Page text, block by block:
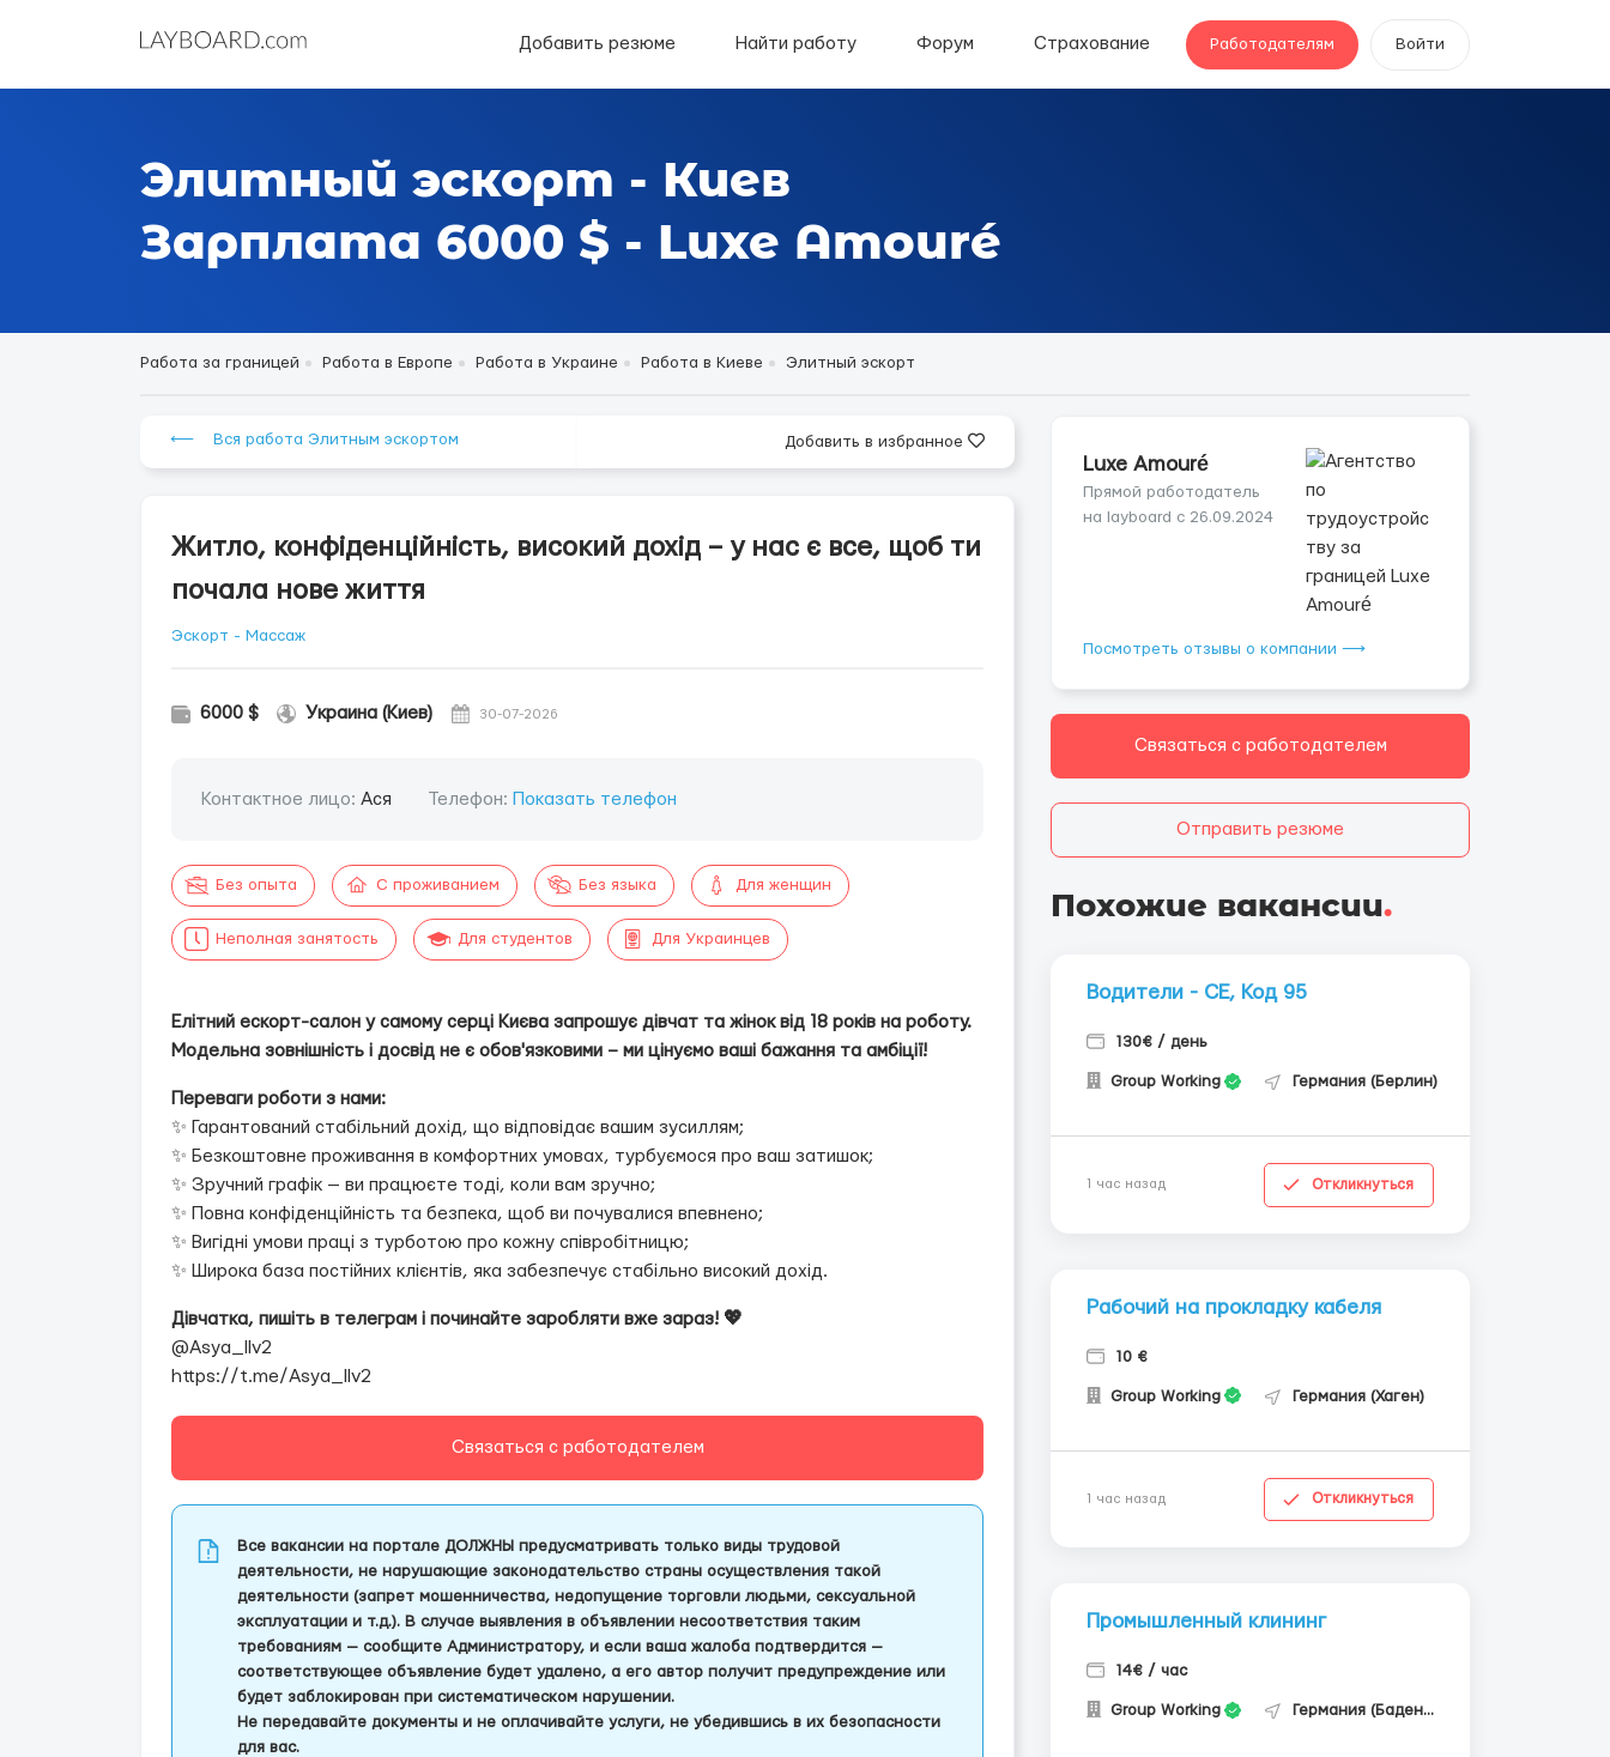
Добавить резюме Найти работу Форум Страхование Работодателям Войти
Элитный эскорт - Киев
Зарплата 6000 $ - Luxe Amouré
Работа за границей Работа в Европе Работа в Украине Работа в Киеве Элитный эскорт
⟵ Вся работа Элитным эскортом Добавить в избранное
Житло, конфіденційність, високий дохід – у нас є все, щоб ти
почала нове життя
Эскорт - Массаж
6000 $ Украина (Киев) 30-07-2026
Контактное лицо: Ася Телефон: Показать телефон
Без опыта С проживанием Без языка Для женщин
Неполная занятость Для студентов Для Украинцев
Елітний ескорт-салон у самому серці Києва запрошує дівчат та жінок від 18 років на роботу.
Модельна зовнішність і досвід не є обов'язковими – ми цінуємо ваші бажання та амбіції!
Переваги роботи з нами:
✨ Гарантований стабільний дохід, що відповідає вашим зусиллям;
✨ Безкоштовне проживання в комфортних умовах, турбуємося про ваш затишок;
✨ Зручний графік — ви працюєте тоді, коли вам зручно;
✨ Повна конфіденційність та безпека, щоб ви почувалися впевнено;
✨ Вигідні умови праці з турботою про кожну співробітницю;
✨ Широка база постійних клієнтів, яка забезпечує стабільно високий дохід.
Дівчатка, пишіть в телеграм і починайте заробляти вже зараз! 💖
@Asya_llv2
https://t.me/Asya_llv2
Связаться с работодателем
Все вакансии на портале ДОЛЖНЫ предусматривать только виды трудовой
деятельности, не нарушающие законодательство страны осуществления такой
деятельности (запрет мошенничества, недопущение торговли людьми, сексуальной
эксплуатации и т.д.). В случае выявления в объявлении несоответствия таким
требованиям — сообщите Администратору, и если ваша жалоба подтвердится —
соответствующее объявление будет удалено, а его автор получит предупреждение или
будет заблокирован при систематическом нарушении.
Не передавайте документы и не оплачивайте услуги, не убедившись в их безопасности
для вас.
Luxe Amouré
Прямой работодатель
на layboard с 26.09.2024
Посмотреть отзывы о компании ⟶
Связаться с работодателем
Отправить резюме
Похожие вакансии.
Водители - СЕ, Код 95
130€ / день
Group Working Германия (Берлин)
1 час назад Откликнуться
Рабочий на прокладку кабеля
10 €
Group Working Германия (Хаген)
1 час назад Откликнуться
Промышленный клининг
14€ / час
Group Working Германия (Баден-Вюртемберг)